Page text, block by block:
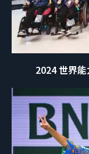
2024 世界